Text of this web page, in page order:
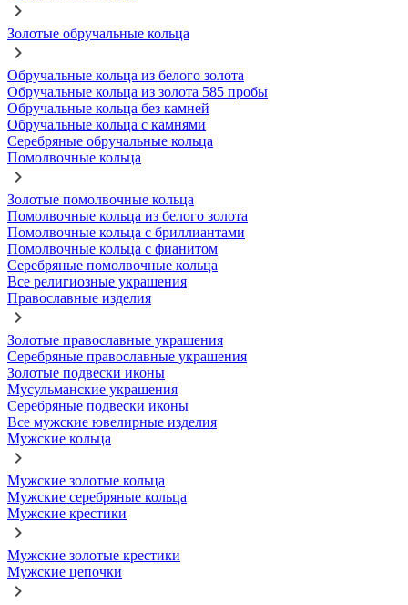
Золотые обручальные кольца
Обручальные кольца из белого золота
Обручальные кольца из золота 585 пробы
Обручальные кольца без камней
Обручальные кольца с камнями
Серебряные обручальные кольца
Помолвочные кольца
Золотые помолвочные кольца
Помолвочные кольца из белого золота
Помолвочные кольца с бриллиантами
Помолвочные кольца с фианитом
Серебряные помолвочные кольца
Все религиозные украшения
Православные изделия
Золотые православные украшения
Серебряные православные украшения
Золотые подвески иконы
Мусульманские украшения
Серебряные подвески иконы
Все мужские ювелирные изделия
Мужские кольца
Мужские золотые кольца
Мужские серебряные кольца
Мужские крестики
Мужские золотые крестики
Мужские цепочки